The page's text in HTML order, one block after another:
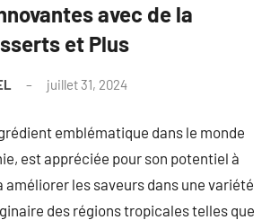
avec de la
et Plus
juillet 31, 2024
emblématique dans le monde
est appréciée pour son potentiel à
les saveurs dans une variété
des régions tropicales telles que